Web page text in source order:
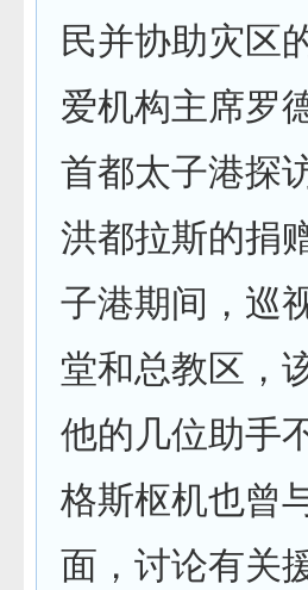
民并协助灾区
爱机构主席罗
首都太子港探
洪都拉斯的捐
子港期间，巡
堂和总教区，
他的几位助手
格斯枢机也曾
面，讨论有关